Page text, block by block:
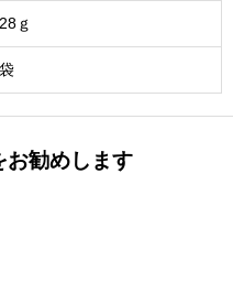
28ｇ
袋
お勧めします